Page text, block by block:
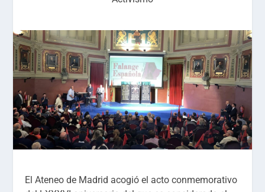
El Ateneo de Madrid acogió el acto conmemorativo